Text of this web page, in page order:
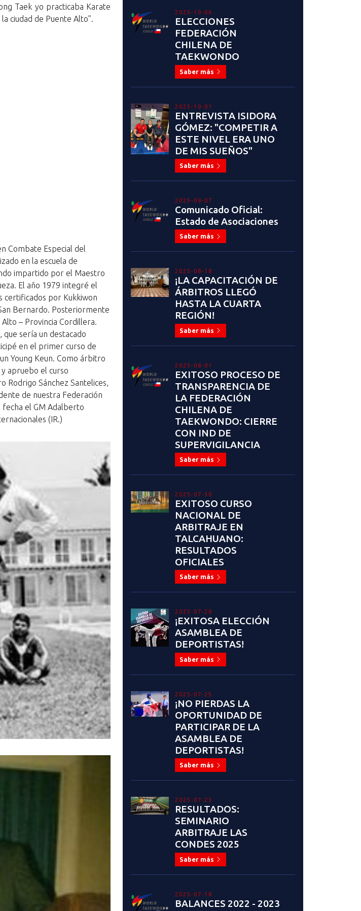
Taek yo practicaba Karate
ciudad de Puente Alto”.
Combate Especial del
en la escuela de
impartido por el Maestro
El año 1979 integré el
certificados por Kukkiwon
Bernardo. Posteriormente
– Provincia Cordillera.
que sería un destacado
en el primer curso de
Young Keun. Como árbitro
apruebo el curso
Rodrigo Sánchez Santelices,
de nuestra Federación
fecha el GM Adalberto
(IR.)
2025-10-06
ELECCIONES
FEDERACIÓN
CHILENA DE
TAEKWONDO
Saber más
2025-10-01
ENTREVISTA ISIDORA
GÓMEZ: "COMPETIR A
ESTE NIVEL ERA UNO
DE MIS SUEÑOS"
Saber más
2025-09-07
Comunicado Oficial:
Estado de Asociaciones
Saber más
2025-08-18
¡LA CAPACITACIÓN DE
ÁRBITROS LLEGÓ
HASTA LA CUARTA
REGIÓN!
Saber más
2025-08-01
EXITOSO PROCESO DE
TRANSPARENCIA DE
LA FEDERACIÓN
CHILENA DE
TAEKWONDO: CIERRE
CON IND DE
SUPERVIGILANCIA
Saber más
2025-07-30
EXITOSO CURSO
NACIONAL DE
ARBITRAJE EN
TALCAHUANO:
RESULTADOS
OFICIALES
Saber más
2025-07-28
¡EXITOSA ELECCIÓN
ASAMBLEA DE
DEPORTISTAS!
Saber más
2025-07-25
¡NO PIERDAS LA
OPORTUNIDAD DE
PARTICIPAR DE LA
ASAMBLEA DE
DEPORTISTAS!
Saber más
2025-07-23
RESULTADOS:
SEMINARIO
ARBITRAJE LAS
CONDES 2025
Saber más
2025-07-18
BALANCES 2022 - 2023